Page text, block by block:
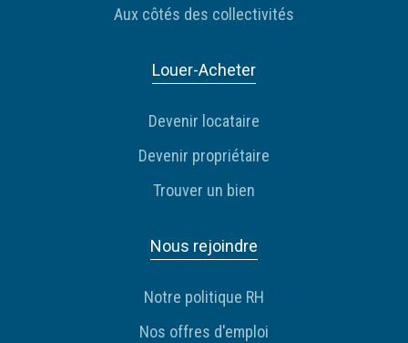
Aux côtés des collectivités
Louer-Acheter
Devenir locataire
Devenir propriétaire
Trouver un bien
Nous rejoindre
Notre politique RH
Nos offres d'emploi